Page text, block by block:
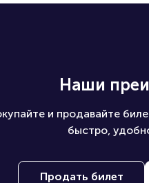
Наши
и продавайте
быстро,
Продать билет